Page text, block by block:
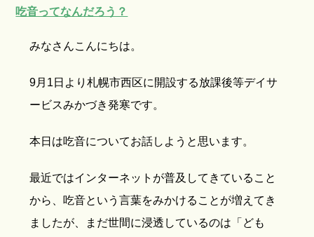
吃音ってなんだろう？
みなさんこんにちは。
9月1日より札幌市西区に開設する放課後等デイサ
ービスみかづき発寒です。
本日は吃音についてお話しようと思います。
最近ではインターネットが普及してきていること
から、吃音という言葉をみかけることが増えてき
ましたが、まだ世間に浸透しているのは「ども